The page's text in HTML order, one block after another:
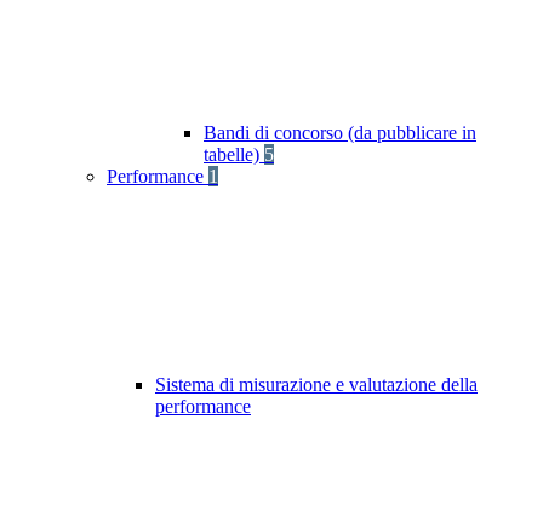
Bandi di concorso (da pubblicare in
tabelle) 5
Performance 1
Sistema di misurazione e valutazione della
performance